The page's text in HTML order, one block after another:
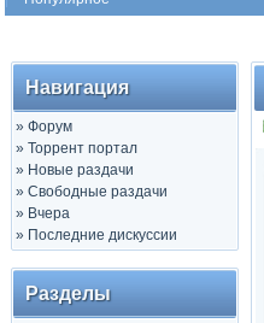
Навигация
» Форум
» Торрент портал
» Новые раздачи
» Свободные раздачи
» Вчера
» Последние дискуссии
Разделы